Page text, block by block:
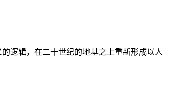
逻辑，在二十世纪的地基之上重新形成以人